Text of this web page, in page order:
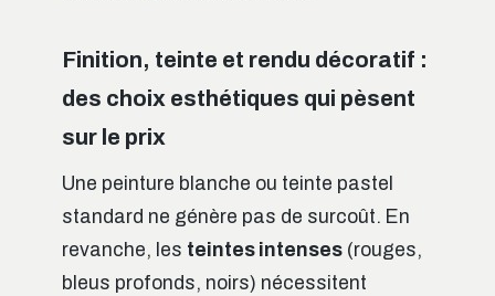
Finition, teinte et rendu décoratif :
des choix esthétiques qui pèsent
sur le prix
Une peinture blanche ou teinte pastel
standard ne génère pas de surcoût. En
revanche, les teintes intenses (rouges,
bleus profonds, noirs) nécessitent